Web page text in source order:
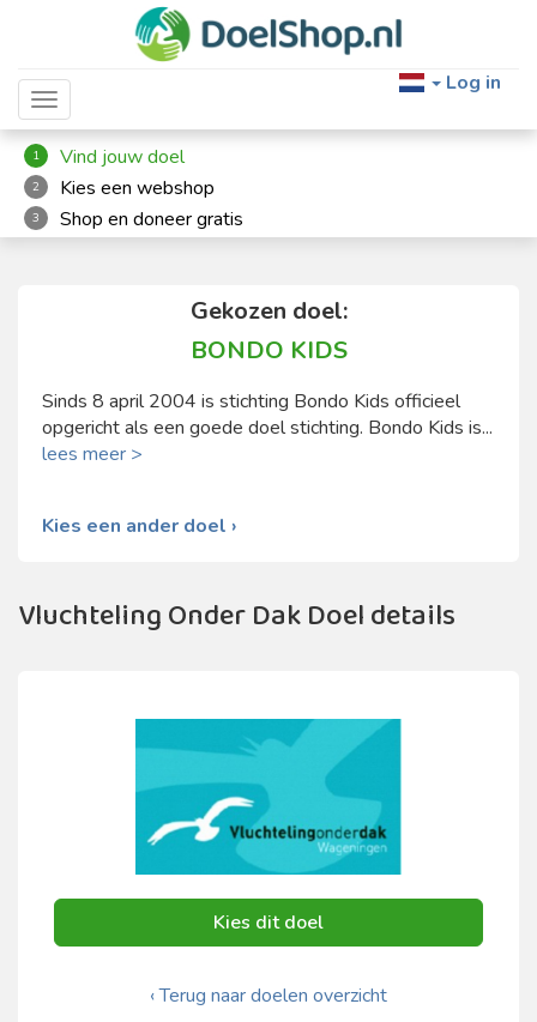
Toggle navigation
Log in
1 Vind jouw doel
2 Kies een webshop
3 Shop en doneer gratis
Gekozen doel:
BONDO KIDS
Sinds 8 april 2004 is stichting Bondo Kids officieel
opgericht als een goede doel stichting. Bondo Kids is...
lees meer >
Kies een ander doel ›
Vluchteling Onder Dak Doel details
Kies dit doel
‹ Terug naar doelen overzicht